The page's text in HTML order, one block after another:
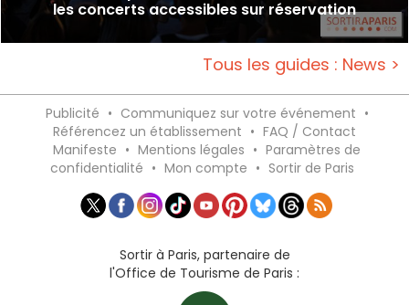
les concerts accessibles sur réservation
Tous les guides : News >
Publicité • Communiquez sur votre événement •
Référencez un établissement • FAQ / Contact
Manifeste • Mentions légales • Paramètres de
confidentialité • Mon compte • Sortir de Paris
Sortir à Paris, partenaire de
l'Office de Tourisme de Paris :